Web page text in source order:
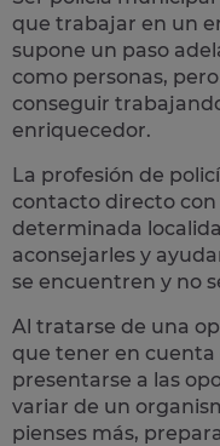
que trabajar en un
supone un paso
como personas,
conseguir
enriquecedor.
La profesión de
contacto directo con
determinada
aconsejarles y
se encuentren y no
Al tratarse de una
que tener en cuenta
presentarse a las
variar de un
pienses más,